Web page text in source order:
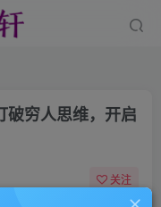
破穷人思维，开启
关注